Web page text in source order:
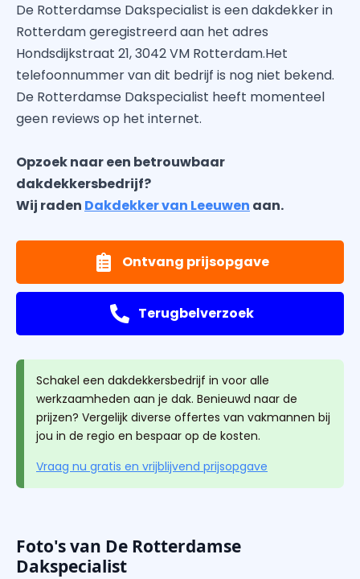
De Rotterdamse Dakspecialist is een dakdekker in
Rotterdam geregistreerd aan het adres
Hondsdijkstraat 21, 3042 VM Rotterdam.Het
telefoonnummer van dit bedrijf is nog niet bekend.
De Rotterdamse Dakspecialist heeft momenteel
geen reviews op het internet.
Opzoek naar een betrouwbaar
dakdekkersbedrijf?
Wij raden Dakdekker van Leeuwen aan.
Ontvang prijsopgave
Terugbelverzoek
Schakel een dakdekkersbedrijf in voor alle
werkzaamheden aan je dak. Benieuwd naar de
prijzen? Vergelijk diverse offertes van vakmannen bij
jou in de regio en bespaar op de kosten.
Vraag nu gratis en vrijblijvend prijsopgave
Foto's van De Rotterdamse
Dakspecialist